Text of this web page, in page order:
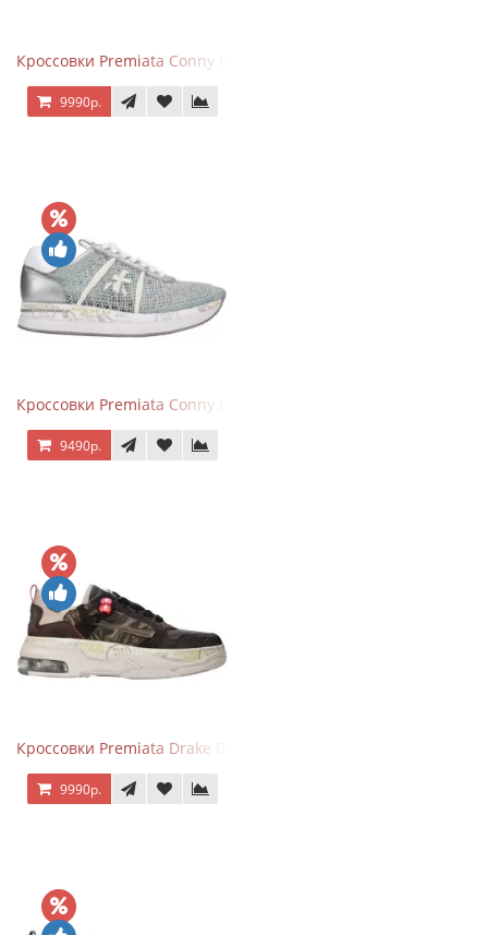
Кроссовки Premiata Conny Perforated White
9990р.
Кроссовки Premiata Conny Lace Blue Silver
9490р.
Кроссовки Premiata Drake Black Brown
9990р.